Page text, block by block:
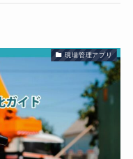
現場管理アプリ